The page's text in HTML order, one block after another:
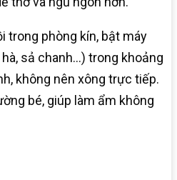
trong phòng kín, bật máy
sả chanh…) trong khoảng
không nên xông trực tiếp.
bé, giúp làm ẩm không